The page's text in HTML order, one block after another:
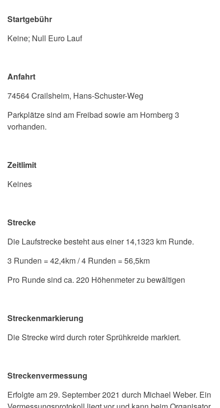
Startgebühr
Keine; Null Euro Lauf
Anfahrt
74564 Crailsheim, Hans-Schuster-Weg
Parkplätze sind am Freibad sowie am Hornberg 3
vorhanden.
Zeitlimit
Keines
Strecke
Die Laufstrecke besteht aus einer 14,1323 km Runde.
3 Runden = 42,4km / 4 Runden = 56,5km
Pro Runde sind ca. 220 Höhenmeter zu bewältigen
Streckenmarkierung
Die Strecke wird durch roter Sprühkreide markiert.
Streckenvermessung
Erfolgte am 29. September 2021 durch Michael Weber. Ein